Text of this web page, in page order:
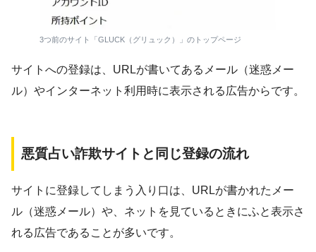
3つ前のサイト「GLUCK（グリュック）」のトップページ
サイトへの登録は、URLが書いてあるメール（迷惑メー
ル）やインターネット利用時に表示される広告からです。
悪質占い詐欺サイトと同じ登録の流れ
サイトに登録してしまう入り口は、URLが書かれたメー
ル（迷惑メール）や、ネットを見ているときにふと表示さ
れる広告であることが多いです。